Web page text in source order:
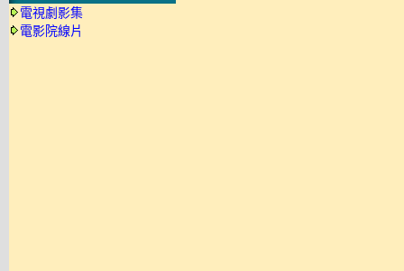
電視劇影集
電影院線片